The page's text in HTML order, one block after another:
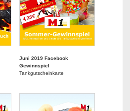
Juni 2019 Facebook
Gewinnspiel
Tankgutscheinkarte